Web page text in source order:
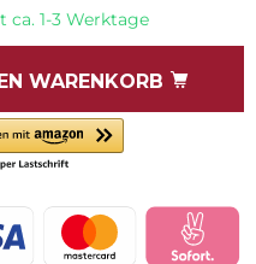
1-3 Werktage
WARENKORB